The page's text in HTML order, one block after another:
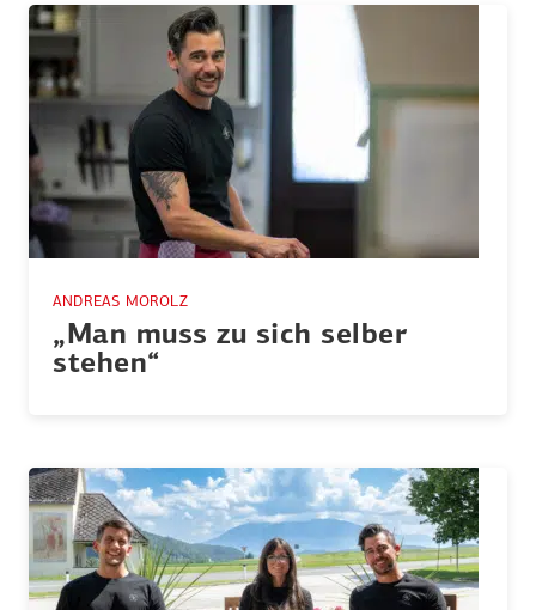
ANDREAS MOROLZ
„Man muss zu sich selber
stehen“